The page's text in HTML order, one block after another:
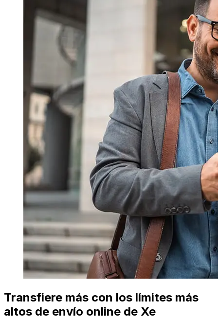
Transfiere más con los límites más
altos de envío online de Xe